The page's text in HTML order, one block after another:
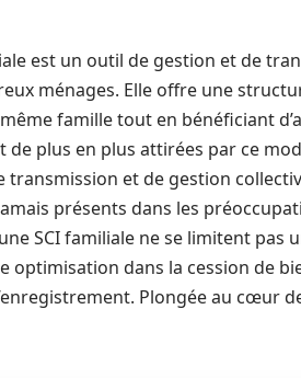
est un outil de gestion et de
ménages. Elle offre une
famille tout en bénéficiant
de plus en plus attirées par ce
et de gestion
présents dans les
SCI familiale ne se limitent pas
optimisation dans la cession de
Plongée au cœur